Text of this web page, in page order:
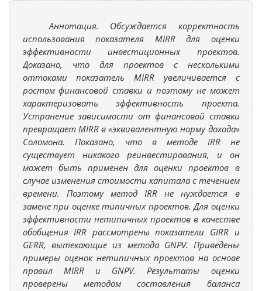
Аннотация. Обсуждается корректность
использования показателя MIRR для оценки
эффективности инвестиционных проектов.
Доказано, что для проектов с несколькими
оттоками показатель MIRR увеличивается с
ростом финансовой ставки и поэтому не может
характеризовать эффективность проекта.
Устранение зависимости от финансовой ставки
превращает MIRR в «эквивалентную норму дохода»
Соломона. Показано, что в методе IRR не
существует никакого реинвестирования, и он
может быть применен для оценки проектов в
случае изменения стоимости капитала с течением
времени. Поэтому метод IRR не нуждается в
замене при оценке типичных проектов. Для оценки
эффективности нетипичных проектов в качестве
обобщения IRR рассмотрены показатели GIRR и
GERR, вытекающие из метода GNPV. Приведены
примеры оценок нетипичных проектов на основе
правил MIRR и GNPV. Результаты оценки
проверены методом составления баланса